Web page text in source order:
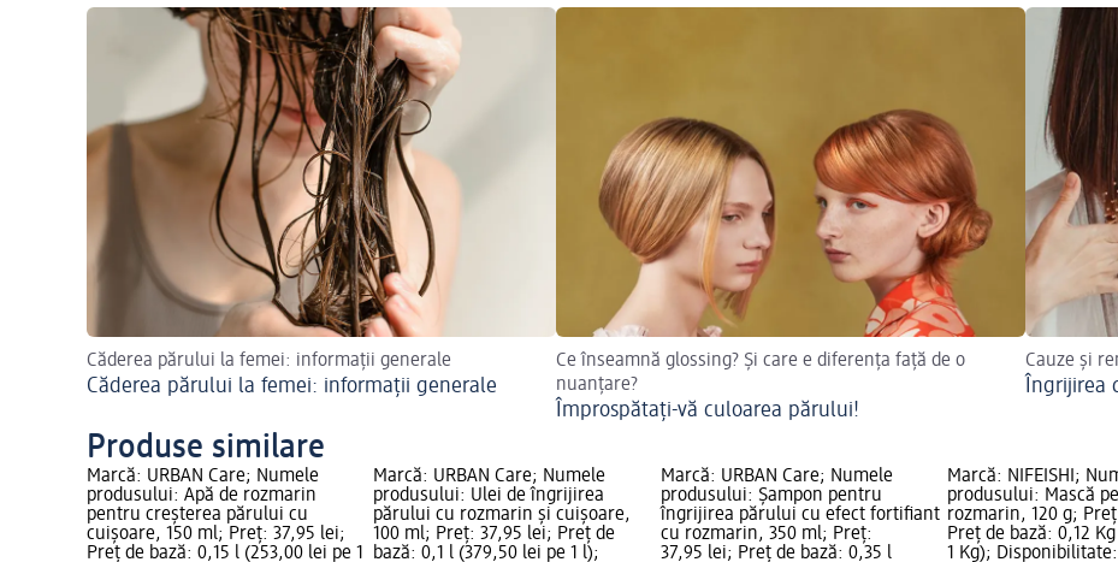
Căderea părului la femei: informații generale
Căderea părului la femei: informații generale
Ce înseamnă glossing? Și care e diferența față de o
nuanțare?
Împrospătați-vă culoarea părului!
Cauze și
Îngrijirea
Produse similare
Marcă: URBAN Care; Numele
produsului: Apă de rozmarin
pentru creșterea părului cu
cuișoare, 150 ml; Preț: 37,95 lei;
Preț de bază: 0,15 l (253,00 lei pe 1
Marcă: URBAN Care; Numele
produsului: Ulei de îngrijirea
părului cu rozmarin și cuișoare,
100 ml; Preț: 37,95 lei; Preț de
bază: 0,1 l (379,50 lei pe 1 l);
Marcă: URBAN Care; Numele
produsului: Șampon pentru
îngrijirea părului cu efect fortifiant
cu rozmarin, 350 ml; Preț:
37,95 lei; Preț de bază: 0,35 l
Marcă: NIFEISHI;
produsului: Mască
rozmarin, 120 g;
Preț de bază: 0,12
1 Kg);